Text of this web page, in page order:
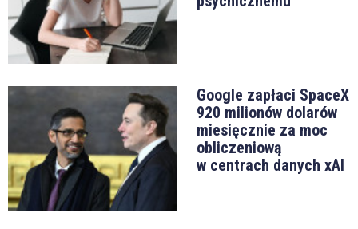
Google zapłaci SpaceX
920 milionów dolarów
miesięcznie za moc
obliczeniową
w centrach danych xAI